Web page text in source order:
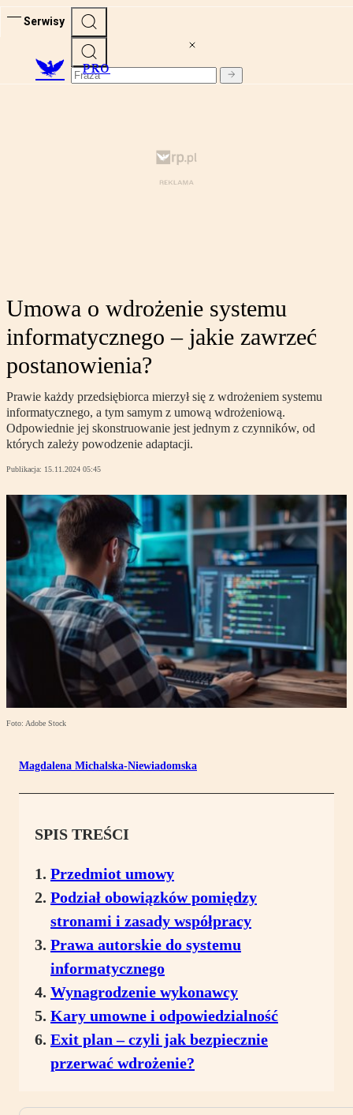
Serwisy
PRO
Umowa o wdrożenie systemu
informatycznego – jakie zawrzeć
postanowienia?
Prawie każdy przedsiębiorca mierzył się z wdrożeniem systemu
informatycznego, a tym samym z umową wdrożeniową.
Odpowiednie jej skonstruowanie jest jednym z czynników, od
których zależy powodzenie adaptacji.
Publikacja: 15.11.2024 05:45
Foto: Adobe Stock
Magdalena Michalska-Niewiadomska
SPIS TREŚCI
Przedmiot umowy
Podział obowiązków pomiędzy
stronami i zasady współpracy
Prawa autorskie do systemu
informatycznego
Wynagrodzenie wykonawcy
Kary umowne i odpowiedzialność
Exit plan – czyli jak bezpiecznie
przerwać wdrożenie?